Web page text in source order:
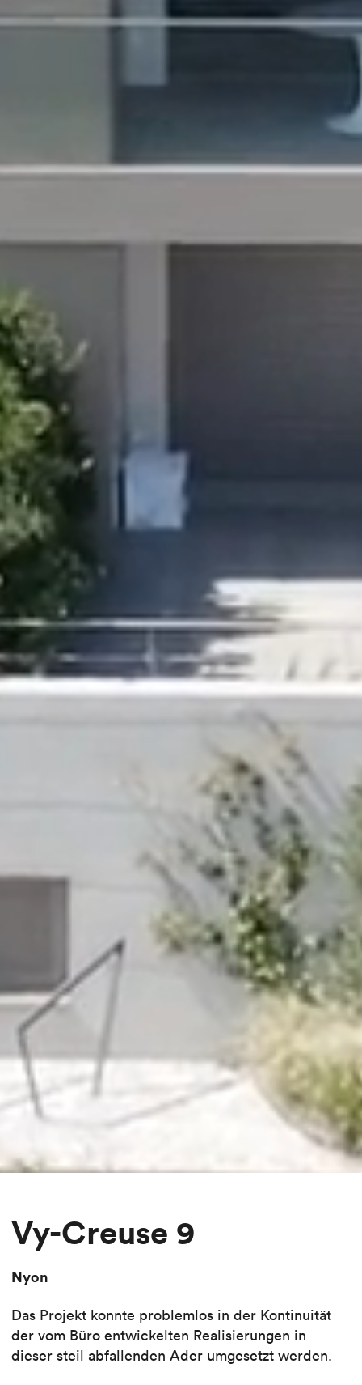
Vy-Creuse 9
Nyon
Das Projekt konnte problemlos in der Kontinuität
der vom Büro entwickelten Realisierungen in
dieser steil abfallenden Ader umgesetzt werden.